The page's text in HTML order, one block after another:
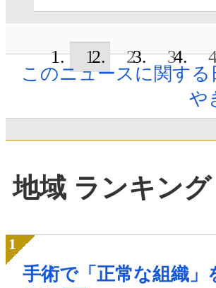
1 2 3
このニュースに関する
や
地域 ランキング
手術で「正常な組織」